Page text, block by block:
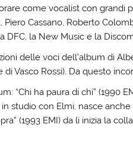
come vocalist con
Piero Cassano, Roberto
DFC, la New Music e la
delle voci dell’album di
Vasco Rossi). Da questo
“Chi ha paura di chi” (1990
studio con Elmi, nasce
(1993 EMI) da li inizia la